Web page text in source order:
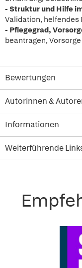
- Struktur und Hilfe
Validation, helfendes
- Pflegegrad,
beantragen,
Bewertungen
Autorinnen &
Informationen
Weiterführende